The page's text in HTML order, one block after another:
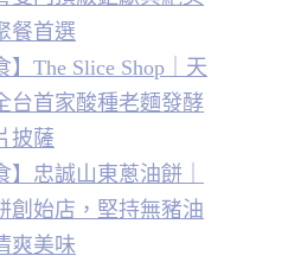
餐首選
】The Slice Shop｜天
台首家酸種老麵發酵
披薩
】忠誠山東蔥油餅｜
創始店，堅持無豬油
爽美味